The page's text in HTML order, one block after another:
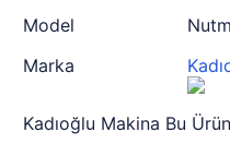
Model
Marka
Kadıoğlu Makina Bu